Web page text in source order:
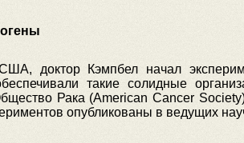
доктор Кэмпбел начал
такие солидные
Рака (American Cancer
опубликованы в ведущих